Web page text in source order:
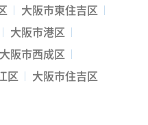
大阪市東住吉区
大阪市港区
大阪市西成区
区 大阪市住吉区